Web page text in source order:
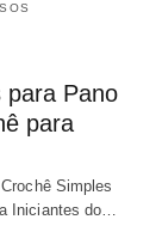
para Pano
para
Simples
Iniciantes do…